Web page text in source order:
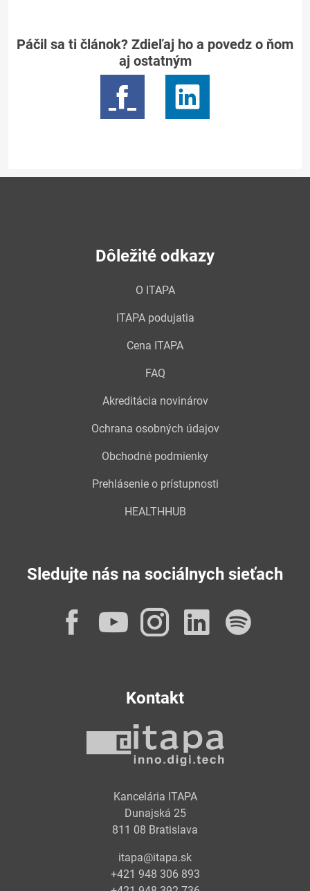
Páčil sa ti článok? Zdieľaj ho a povedz o ňom
aj ostatným
Dôležité odkazy
O ITAPA
ITAPA podujatia
Cena ITAPA
FAQ
Akreditácia novinárov
Ochrana osobných údajov
Obchodné podmienky
Prehlásenie o prístupnosti
HEALTHHUB
Sledujte nás na sociálnych sieťach
Facebook
YouTube
Instagram
Kontakt
Kancelária ITAPA
Dunajská 25
811 08 Bratislava
itapa@itapa.sk
+421 948 306 893